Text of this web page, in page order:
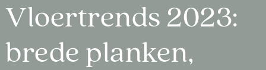
Vloertrends 2023:
brede planken,